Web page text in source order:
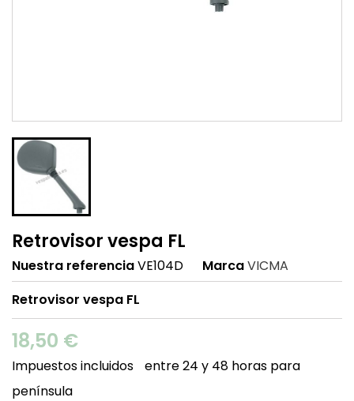
Retrovisor vespa FL
Nuestra referenciaVE104D MarcaVICMA
Retrovisor vespa FL
18,50 €
Impuestos incluidos
entre 24 y 48 horas para
península